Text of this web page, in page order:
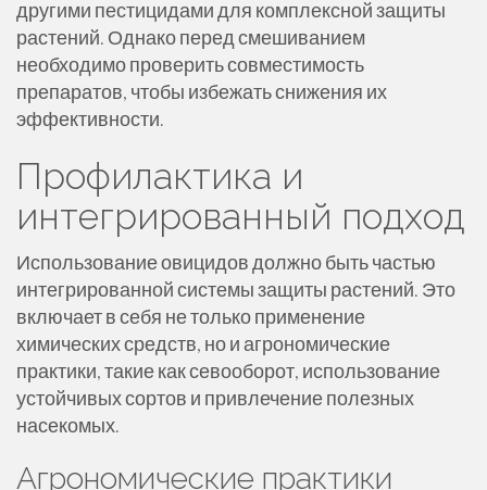
другими пестицидами для комплексной защиты
растений. Однако перед смешиванием
необходимо проверить совместимость
препаратов, чтобы избежать снижения их
эффективности.
Профилактика и
интегрированный подход
Использование овицидов должно быть частью
интегрированной системы защиты растений. Это
включает в себя не только применение
химических средств, но и агрономические
практики, такие как севооборот, использование
устойчивых сортов и привлечение полезных
насекомых.
Агрономические практики